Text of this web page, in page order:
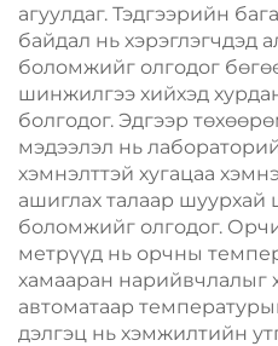
агуулдаг. Тэдгээрийн
байдал нь хэрэглэгчдэд
боломжийг олгодог
шинжилгээ хийхэд
болгодог. Эдгээр
мэдээлэл нь
хэмнэлттэй хугацаа
ашиглах талаар шуурхай
боломжийг олгодог.
метрүүд нь орчны
хамааран нарийвчлалыг
автоматаар
дэлгэц нь хэмжилтийн